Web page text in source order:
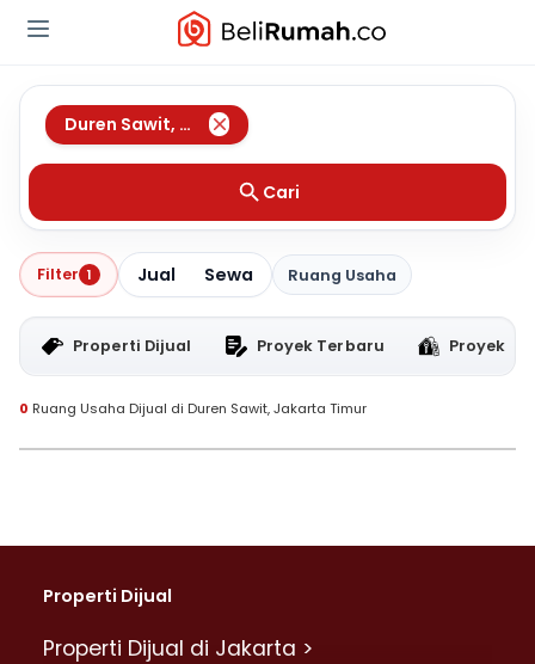
Duren Sawit, Jakarta Timur
Cari
Filter 1 Jual Sewa Ruang Usaha
Properti Dijual Proyek Terbaru Proyek
0 Ruang Usaha Dijual di Duren Sawit, Jakarta Timur
Properti Dijual
Properti Dijual di Jakarta >